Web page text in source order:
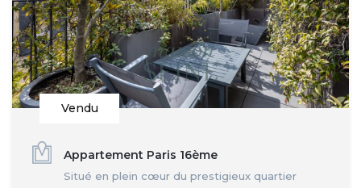
Vendu
Appartement Paris 16ème
Situé en plein cœur du prestigieux quartier